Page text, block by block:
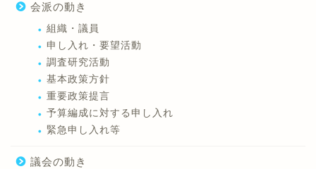
会派の動き
組織・議員
申し入れ・要望活動
調査研究活動
基本政策方針
重要政策提言
予算編成に対する申し入れ
緊急申し入れ等
議会の動き